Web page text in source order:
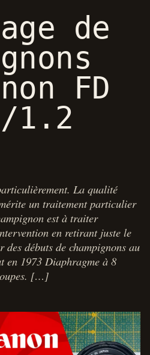
de
FD
1.2
La qualité
un traitement particulier
est à traiter
en retirant juste le
débuts de champignons au
en 1973 Diaphragme à 8
[…]